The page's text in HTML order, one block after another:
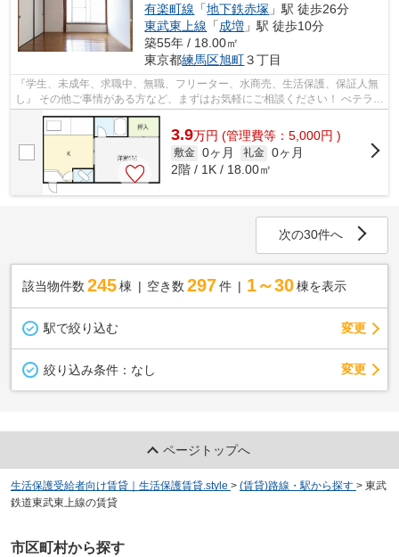
有楽町線 「地下鉄赤塚 」駅 徒歩26分
東武東上線 「成増 」駅 徒歩10分
築55年 / 18.00㎡
東京都練馬区旭町３丁目
『学生、未成年、求職中、無職、フリーター、水商売、生活保護、保証人無
し』 その他ご事情がある方など、まずはお気軽にご相談ください！ べテラン
スタッフが対応致しますのでご希望...
3.9万円 (管理費等：5,000円 )
敷金 0ヶ月 礼金 0ヶ月
2階 / 1K / 18.00㎡
次の30件へ
該当物件数 245棟 空き数 297 件 1～30 棟を表示
駅で絞り込む 変更
絞り込み条件： なし 変更
ページトップへ
生活保護受給者向け賃貸｜生活保護賃貸.style > (賃貸)路線・駅から探す > 東武
鉄道東武東上線の賃貸
市区町村から探す